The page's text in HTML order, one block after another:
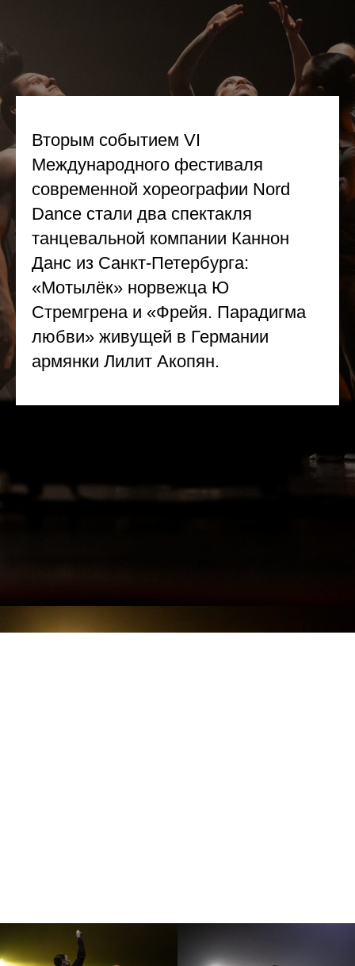
Вторым событием VI
Международного фестиваля
современной хореографии Nord
Dance стали два спектакля
танцевальной компании Каннон
Данс из Санкт-Петербурга:
«Мотылёк» норвежца Ю
Стремгрена и «Фрейя. Парадигма
любви» живущей в Германии
армянки Лилит Акопян.